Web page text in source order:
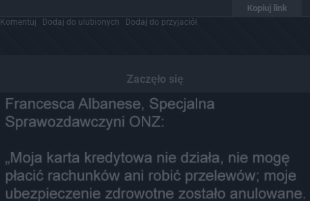
Kopiuj link
Komentuj Dodaj do ulubionych Dodaj do przyjaciół
Zaczęło się